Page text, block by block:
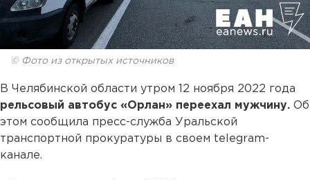
© Фото из открытых источников
В Челябинской области утром 12 ноября 2022 года
рельсовый автобус «Орлан» переехал мужчину. Об
этом сообщила пресс-служба Уральской
транспортной прокуратуры в своем telegram-
канале.